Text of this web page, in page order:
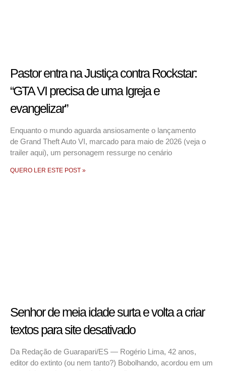
Pastor entra na Justiça contra Rockstar:
“GTA VI precisa de uma Igreja e
evangelizar”
Enquanto o mundo aguarda ansiosamente o lançamento
de Grand Theft Auto VI, marcado para maio de 2026 (veja o
trailer aqui), um personagem ressurge no cenário
QUERO LER ESTE POST »
Senhor de meia idade surta e volta a criar
textos para site desativado
Da Redação de Guarapari/ES — Rogério Lima, 42 anos,
editor do extinto (ou nem tanto?) Bobolhando, acordou em um